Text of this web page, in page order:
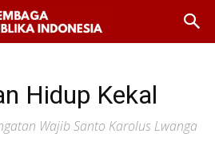
Hidup Kekal
Wajib Santo Karolus Lwanga